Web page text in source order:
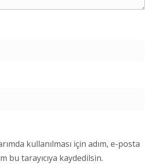
kullanılması için adım, e-posta
bu tarayıcıya kaydedilsin.